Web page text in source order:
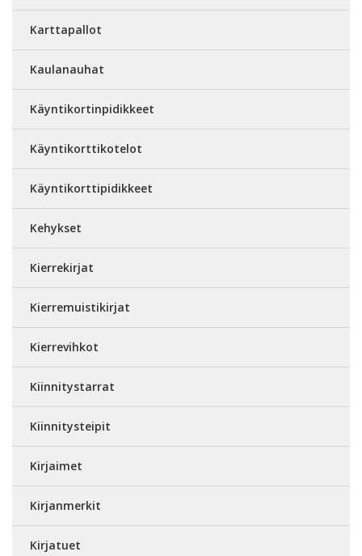
Karttapallot
Kaulanauhat
Käyntikortinpidikkeet
Käyntikorttikotelot
Käyntikorttipidikkeet
Kehykset
Kierrekirjat
Kierremuistikirjat
Kierrevihkot
Kiinnitystarrat
Kiinnitysteipit
Kirjaimet
Kirjanmerkit
Kirjatuet